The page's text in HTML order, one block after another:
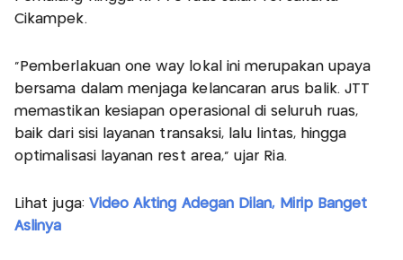
Cikampek.
“Pemberlakuan one way lokal ini merupakan upaya
bersama dalam menjaga kelancaran arus balik. JTT
memastikan kesiapan operasional di seluruh ruas,
baik dari sisi layanan transaksi, lalu lintas, hingga
optimalisasi layanan rest area,” ujar Ria.
Lihat juga: Video Akting Adegan Dilan, Mirip Banget
Aslinya